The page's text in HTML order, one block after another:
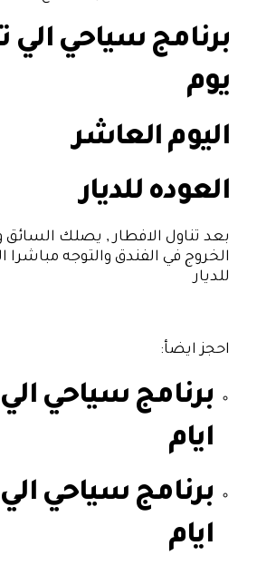
يوم
اليوم العاشر
العوده للديار
بعد تناول الافطار , يصلك
الخروج في الفندق والتوجه مباشرا
للديار
احجز ايضأ:
ايام
ايام